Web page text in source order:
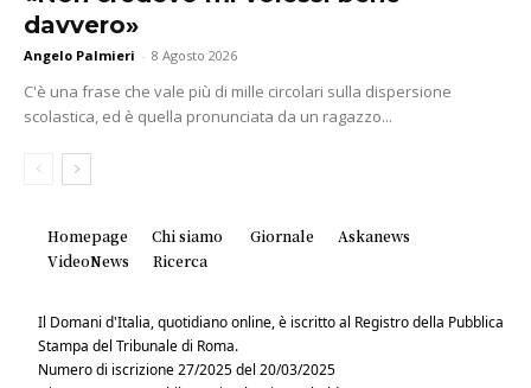
davvero»
Angelo Palmieri - 8 Agosto 2026
C'è una frase che vale più di mille circolari sulla dispersione
scolastica, ed è quella pronunciata da un ragazzo...
Homepage Chi siamo Giornale
Askanews
VideoNews
Ricerca
Il Domani d'Italia, quotidiano online, è iscritto al Registro della Pubblica
Stampa del Tribunale di Roma.
Numero di iscrizione 27/2025 del 20/03/2025